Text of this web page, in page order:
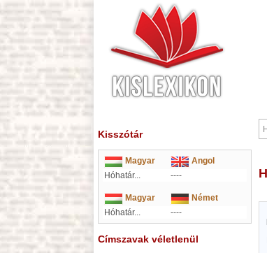
Kisszótár
Magyar
Angol
Hóhatár...
----
Magyar
Német
Hóhatár...
----
Címszavak véletlenül